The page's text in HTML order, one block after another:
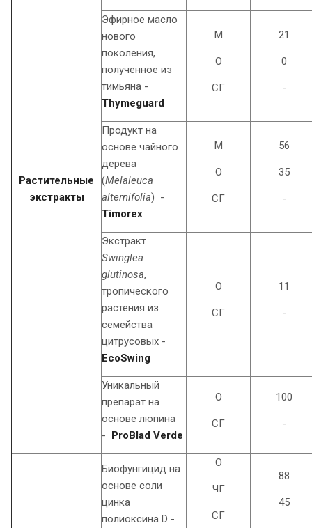
Растительные
экстракты
Эфирное масло
нового
поколения,
полученное из
тимьяна -
Thymeguard
М
O
СГ
21
0
-
Продукт на
основе чайного
дерева
(Melaleuca
alternifolia) -
Timorex
М
O
СГ
56
35
-
Экстракт
Swinglea
glutinosa,
тропического
растения из
семейства
цитрусовых -
EcoSwing
O
CГ
11
-
Уникальный
препарат на
основе люпина
-
PrоBlad Verde
О
СГ
100
-
Биофунгицид на
основе соли
цинка
полиоксина D -
О
ЧГ
СГ
88
45